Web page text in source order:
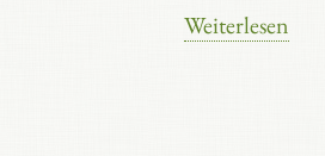
Weiterlesen